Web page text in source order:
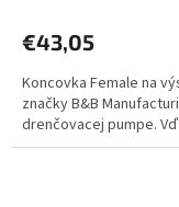
€43,05
Koncovka Female na
značky B&B
drenčovacej pumpe.